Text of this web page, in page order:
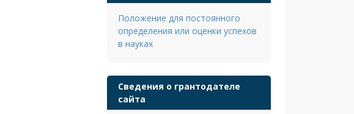
Положение для постоянного
определения или оценки успехов
в науках
Сведения о грантодателе
сайта